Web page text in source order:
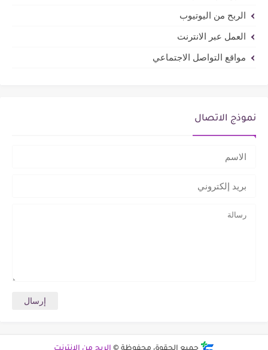
الربح من اليوتيوب
العمل عبر الانترنت
مواقع التواصل الاجتماعي
نموذج الاتصال